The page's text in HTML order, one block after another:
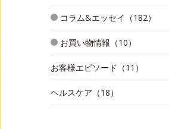
コラム&エッセイ（182）
お買い物情報（10）
お客様エピソード（11）
ヘルスケア（18）